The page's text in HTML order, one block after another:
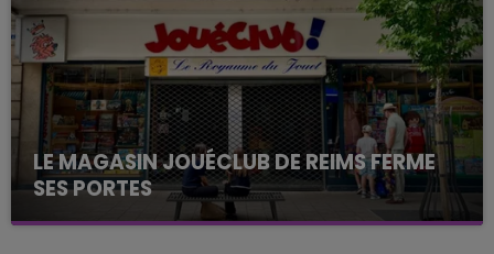
présente.
LE MAGASIN JOUÉCLUB DE REIMS FERME
SES PORTES
C'était l'une des institutions du centre-ville